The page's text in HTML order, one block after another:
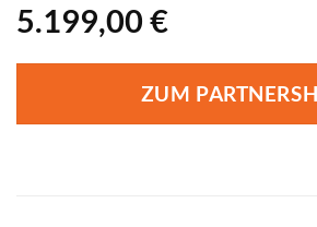
5.199,00 €
ZUM